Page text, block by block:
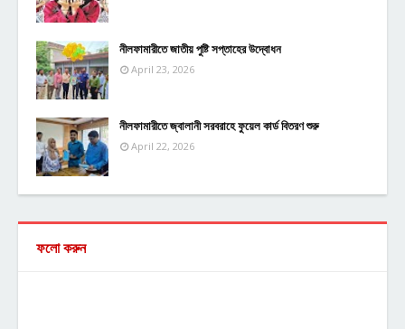
নীলফামারীতে জাতীয় পুষ্টি সপ্তাহের উদ্বোধন
April 23, 2026
নীলফামারীতে জ্বালানী সরবরাহে ফুয়েল কার্ড বিতরণ শুরু
April 22, 2026
ফলো করুন